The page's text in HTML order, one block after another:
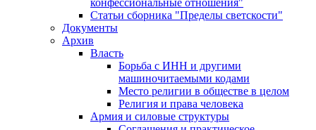
конфессиональные отношения"
Статьи сборника "Пределы светскости"
Документы
Архив
Власть
Борьба с ИНН и другими
машиночитаемыми кодами
Место религии в обществе в целом
Религия и права человека
Армия и силовые структуры